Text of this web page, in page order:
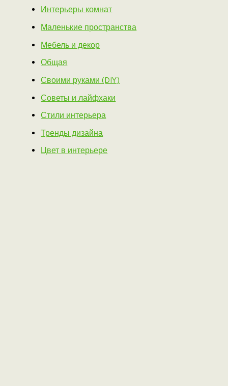
Интерьеры комнат
Маленькие пространства
Мебель и декор
Общая
Своими руками (DIY)
Советы и лайфхаки
Стили интерьера
Тренды дизайна
Цвет в интерьере